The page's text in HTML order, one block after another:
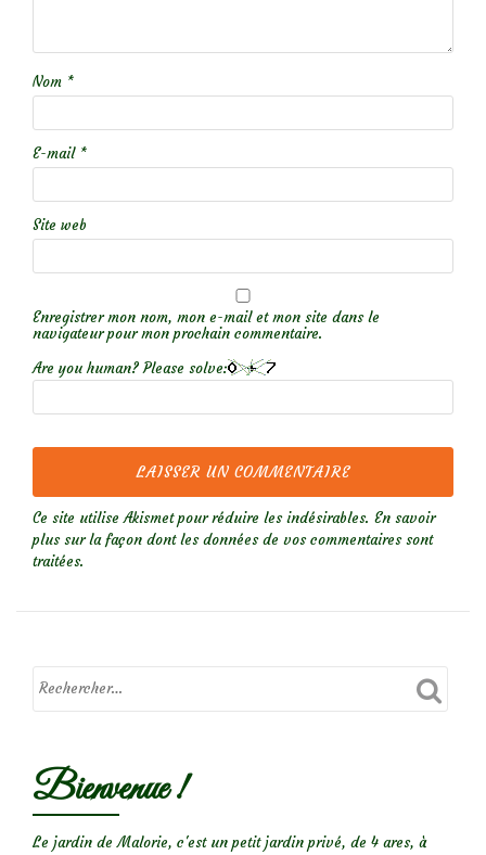
Nom *
E-mail *
Site web
Enregistrer mon nom, mon e-mail et mon site dans le
navigateur pour mon prochain commentaire.
Are you human? Please solve:
Ce site utilise Akismet pour réduire les indésirables. En savoir
plus sur la façon dont les données de vos commentaires sont
traitées.
Bienvenue !
Le jardin de Malorie, c'est un petit jardin privé, de 4 ares, à